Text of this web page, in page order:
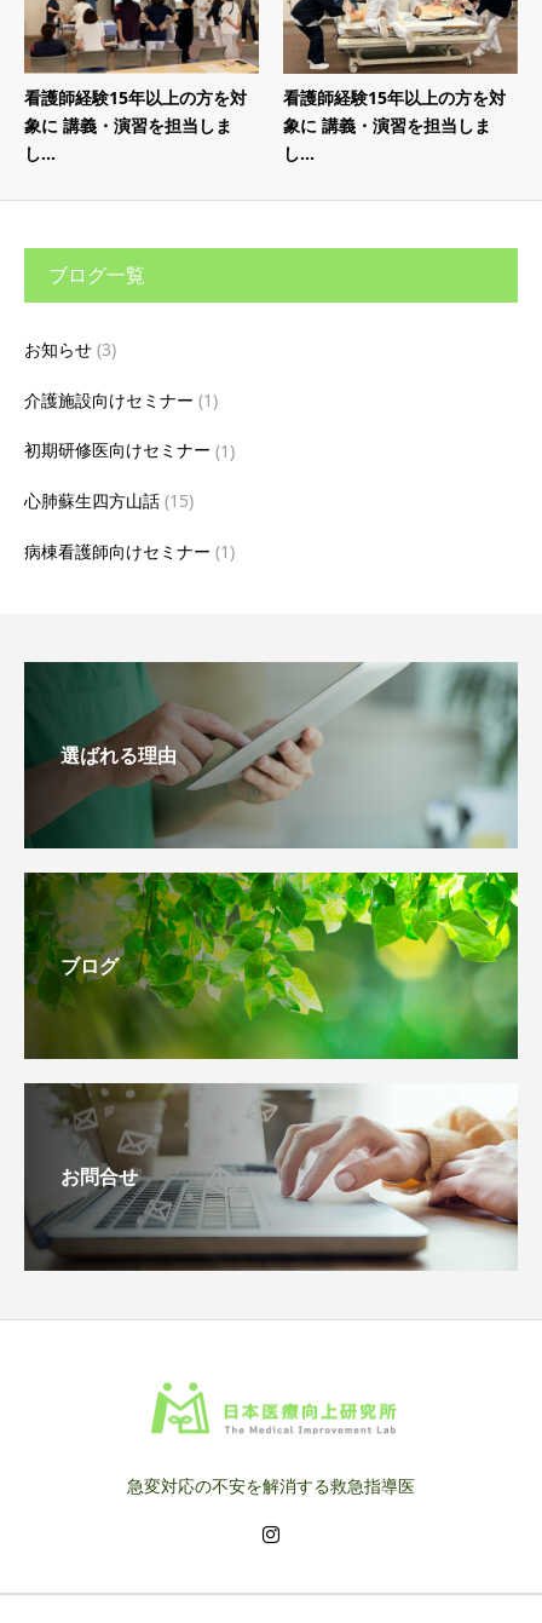
看護師経験15年以上の方を対
象に 講義・演習を担当しま
し...
看護師経験15年以上の方を対
象に 講義・演習を担当しま
し...
ブログ一覧
お知らせ (3)
介護施設向けセミナー (1)
初期研修医向けセミナー (1)
心肺蘇生四方山話 (15)
病棟看護師向けセミナー (1)
選ばれる理由
ブログ
お問合せ
急変対応の不安を解消する救急指導医